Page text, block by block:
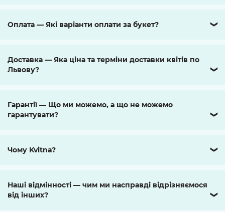
Оплата — Які варіанти оплати за букет? ❯
Доставка — Яка ціна та терміни доставки квітів по
Львову?
❯
Гарантії — Що ми можемо, а що не можемо
гарантувати?
❯
Чому Kvitna? ❯
Наші відмінності — чим ми насправді відрізняємося
від інших?
❯